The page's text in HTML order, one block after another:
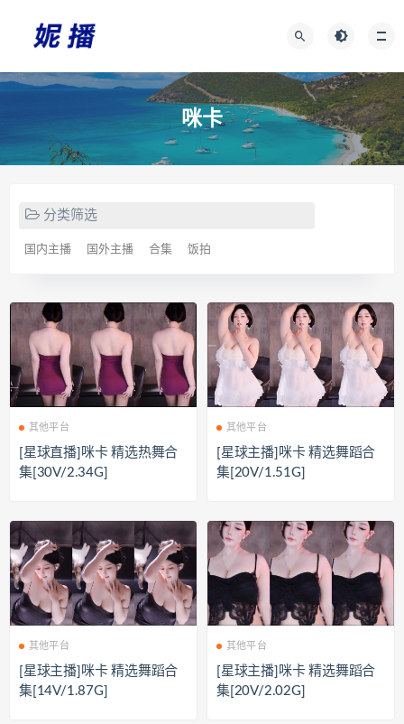
咪卡
分类筛选
国内主播 国外主播 合集 饭拍
其他平台
[星球直播]咪卡 精选热舞合
集[30V/2.34G]
其他平台
[星球主播]咪卡 精选舞蹈合
集[20V/1.51G]
其他平台
[星球主播]咪卡 精选舞蹈合
集[14V/1.87G]
其他平台
[星球主播]咪卡 精选舞蹈合
集[20V/2.02G]